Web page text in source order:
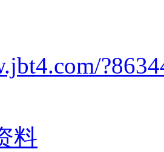
料